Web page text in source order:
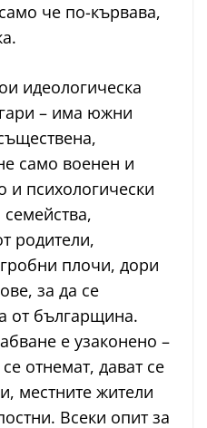
че по-кървава,
идеологическа
– има южни
само военен и
и психологически
родители,
плочи, дори
за да се
от българщина.
е узаконено –
отнемат, дават се
местните жители
Всеки опит за